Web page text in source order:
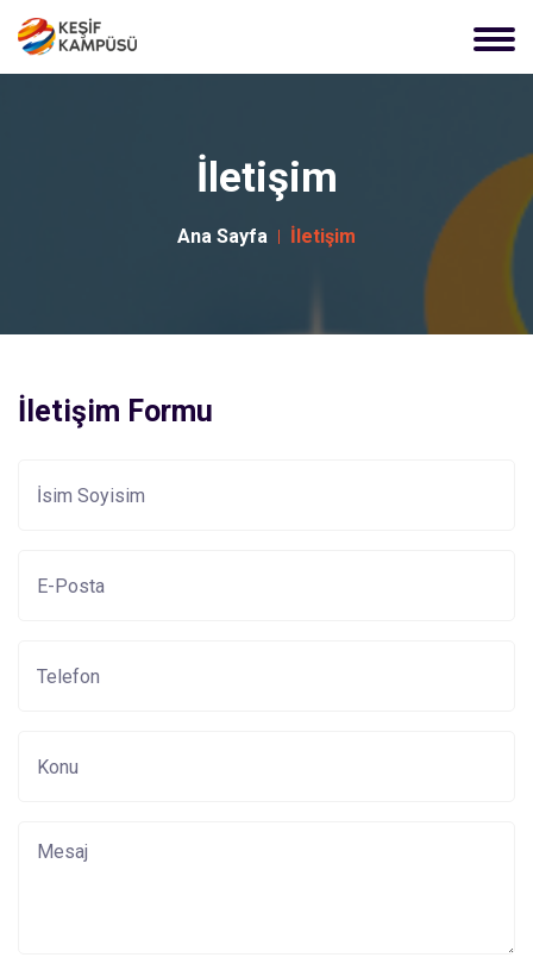
İletişim
Ana Sayfa İletişim
İletişim Formu